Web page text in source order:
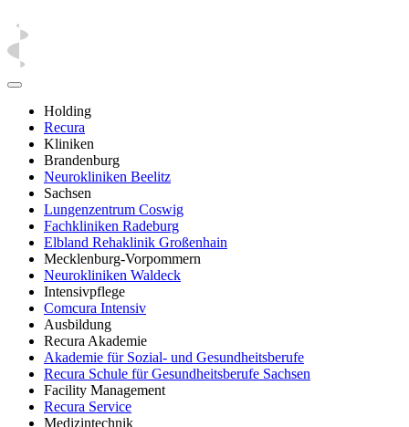
Holding
Recura
Kliniken
Brandenburg
Neurokliniken Beelitz
Sachsen
Lungenzentrum Coswig
Fachkliniken Radeburg
Elbland Rehaklinik Großenhain
Mecklenburg-Vorpommern
Neurokliniken Waldeck
Intensivpflege
Comcura Intensiv
Ausbildung
Recura Akademie
Akademie für Sozial- und Gesundheitsberufe
Recura Schule für Gesundheitsberufe Sachsen
Facility Management
Recura Service
Medizintechnik